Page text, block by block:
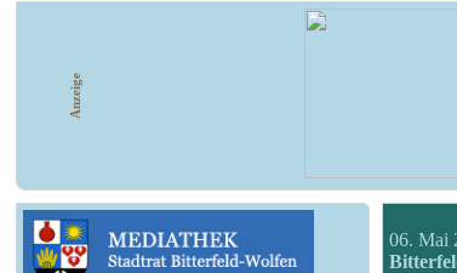
06. Mai
Anzeige